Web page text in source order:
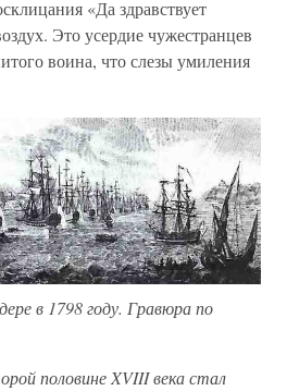
«Да здравствует
Это усердие чужестранцев
воина, что слезы умиления
в 1798 году. Гравюра по
половине XVIII века стал